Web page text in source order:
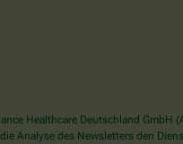
Healthcare Deutschland
Analyse des Newsletters den